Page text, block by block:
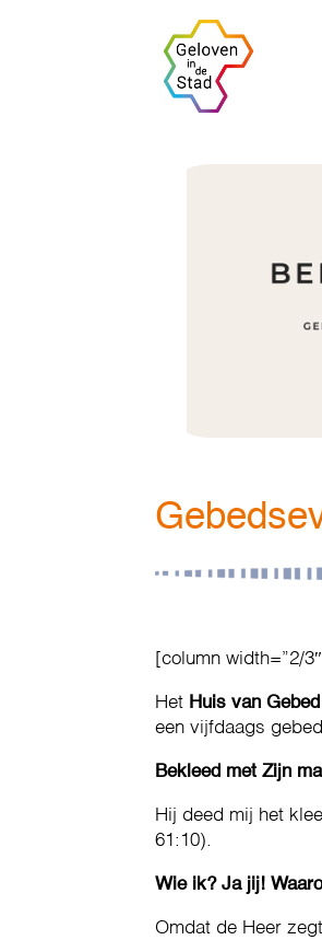
[column width=”2/
Het Huis van
een vijfdaags
Bekleed met Zijn
Hij deed mij het
61:10).
Wie ik? Ja jij!
Omdat de Heer